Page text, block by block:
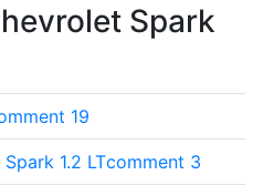
Spark
19
1.2 LTcomment 3